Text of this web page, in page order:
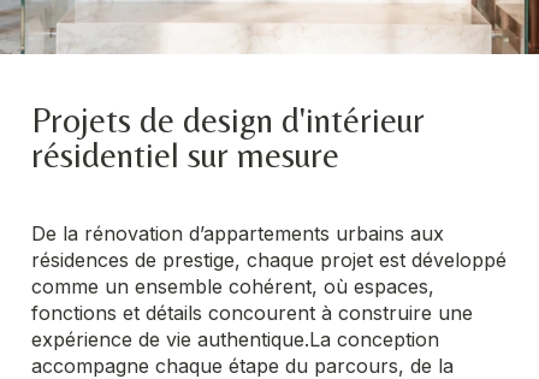
Projets de design d'intérieur
résidentiel sur mesure
De la rénovation d’appartements urbains aux
résidences de prestige, chaque projet est développé
comme un ensemble cohérent, où espaces,
fonctions et détails concourent à construire une
expérience de vie authentique.La conception
accompagne chaque étape du parcours, de la